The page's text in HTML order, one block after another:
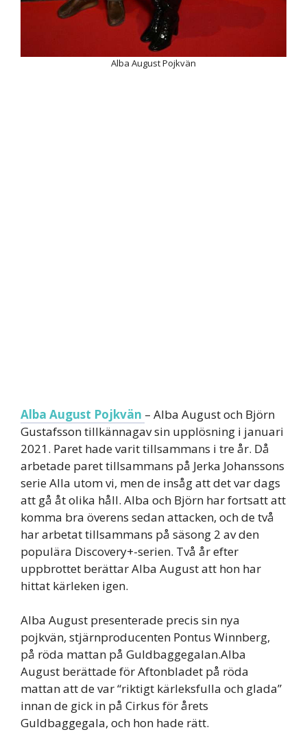
Alba August Pojkvän
Alba August Pojkvän – Alba August och Björn
Gustafsson tillkännagav sin upplösning i januari
2021. Paret hade varit tillsammans i tre år. Då
arbetade paret tillsammans på Jerka Johanssons
serie Alla utom vi, men de insåg att det var dags
att gå åt olika håll. Alba och Björn har fortsatt att
komma bra överens sedan attacken, och de två
har arbetat tillsammans på säsong 2 av den
populära Discovery+-serien. Två år efter
uppbrottet berättar Alba August att hon har
hittat kärleken igen.
Alba August presenterade precis sin nya
pojkvän, stjärnproducenten Pontus Winnberg,
på röda mattan på Guldbaggegalan.Alba
August berättade för Aftonbladet på röda
mattan att de var “riktigt kärleksfulla och glada”
innan de gick in på Cirkus för årets
Guldbaggegala, och hon hade rätt.